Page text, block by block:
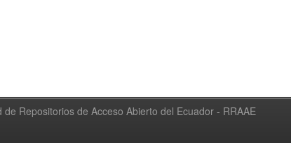
Repositorios de Acceso Abierto del Ecuador - RRAAE